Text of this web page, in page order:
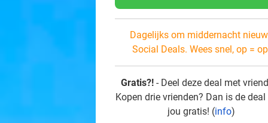
Dagelijks om middernacht
Social Deals. Wees snel, op =
Gratis?! - Deel deze deal met
Kopen drie vrienden? Dan is de
jou gratis! (info)